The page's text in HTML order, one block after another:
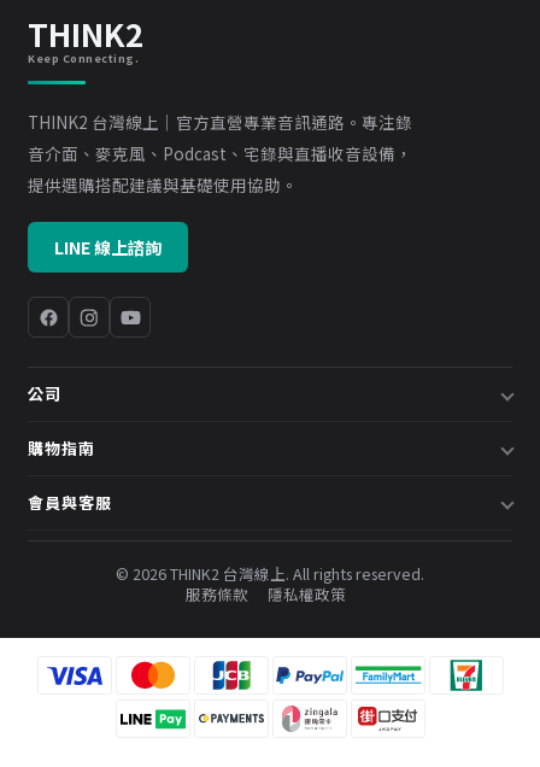
THINK2
Keep Connecting.
THINK2 台灣線上｜官方直營專業音訊通路。專注錄
音介面、麥克風、Podcast、宅錄與直播收音設備，
提供選購搭配建議與基礎使用協助。
LINE 線上諮詢
公司
關於我們
預約諮詢
購物指南
配送說明
常見問題
會員與客服
會員中心
© 2026 THINK2 台灣線上. All rights reserved.
服務條款
隱私權政策